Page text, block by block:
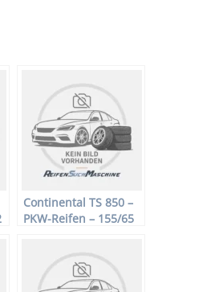
Continental TS 850 –
PKW-Reifen – 155/65
Winterreifen